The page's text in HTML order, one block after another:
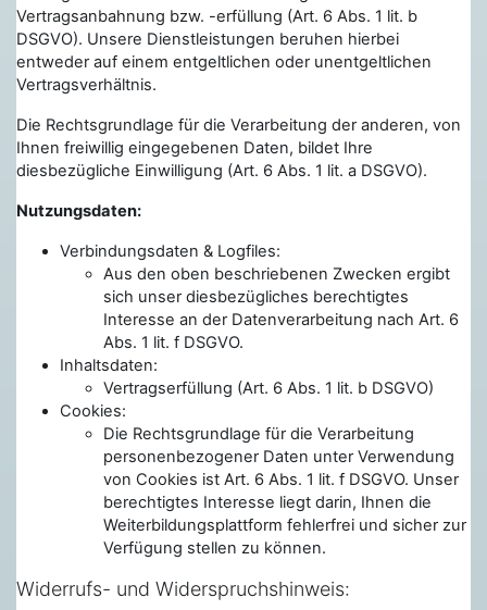
Vertragsanbahnung bzw. -erfüllung (Art. 6 Abs. 1 lit. b
DSGVO). Unsere Dienstleistungen beruhen hierbei
entweder auf einem entgeltlichen oder unentgeltlichen
Vertragsverhältnis.
Die Rechtsgrundlage für die Verarbeitung der anderen, von
Ihnen freiwillig eingegebenen Daten, bildet Ihre
diesbezügliche Einwilligung (Art. 6 Abs. 1 lit. a DSGVO).
Nutzungsdaten:
Verbindungsdaten & Logfiles:
Aus den oben beschriebenen Zwecken ergibt
sich unser diesbezügliches berechtigtes
Interesse an der Datenverarbeitung nach Art. 6
Abs. 1 lit. f DSGVO.
Inhaltsdaten:
Vertragserfüllung (Art. 6 Abs. 1 lit. b DSGVO)
Cookies:
Die Rechtsgrundlage für die Verarbeitung
personenbezogener Daten unter Verwendung
von Cookies ist Art. 6 Abs. 1 lit. f DSGVO. Unser
berechtigtes Interesse liegt darin, Ihnen die
Weiterbildungsplattform fehlerfrei und sicher zur
Verfügung stellen zu können.
Widerrufs- und Widerspruchshinweis: